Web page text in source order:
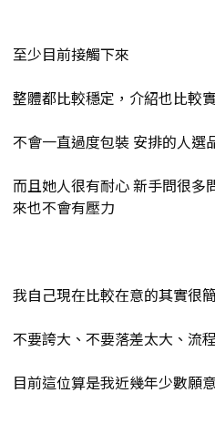
至少目前接觸下來
整體都比較穩定，介紹也比較
不會一直過度包裝 安排的人選
而且她人很有耐心 新手問很多
來也不會有壓力
我自己現在比較在意的其實很
不要誇大、不要落差太大、流
目前這位算是我近幾年少數願